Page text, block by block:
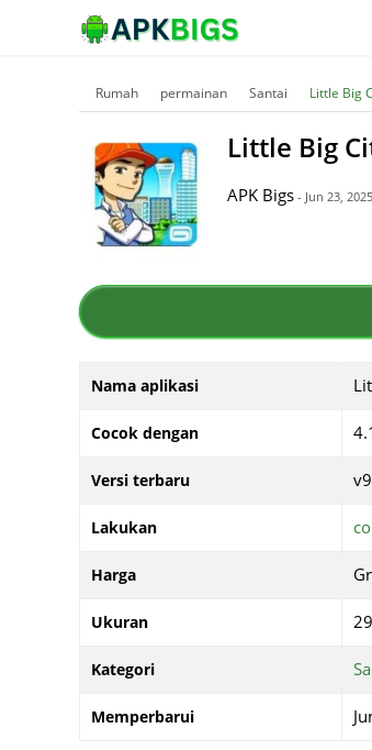
Rumah permainan Santai Little Big
Little Big
APK Bigs - Jun 23, 2025
Nama aplikasi
Cocok dengan
Versi terbaru
Lakukan
Harga
Ukuran
Kategori
Memperbarui